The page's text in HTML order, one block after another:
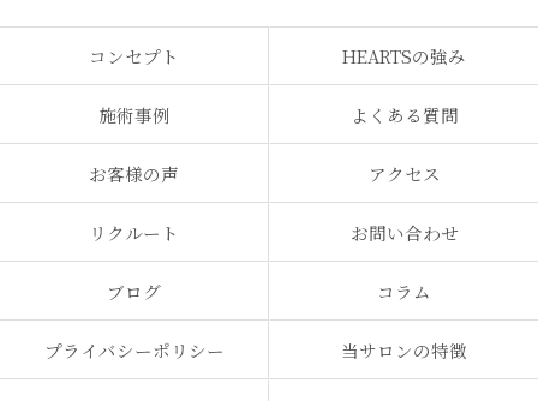
コンセプト HEARTSの強み
施術事例 よくある質問
お客様の声 アクセス
リクルート お問い合わせ
ブログ コラム
プライバシーポリシー 当サロンの特徴